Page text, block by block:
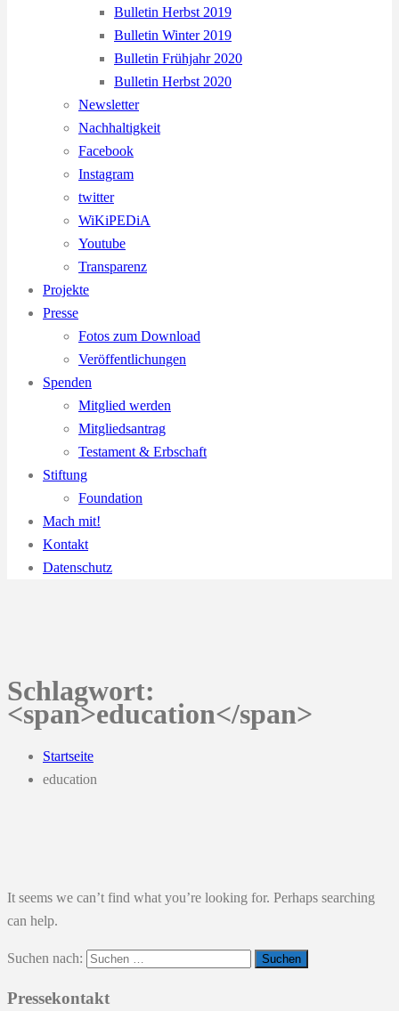
Bulletin Herbst 2019
Bulletin Winter 2019
Bulletin Frühjahr 2020
Bulletin Herbst 2020
Newsletter
Nachhaltigkeit
Facebook
Instagram
twitter
WiKiPEDiA
Youtube
Transparenz
Projekte
Presse
Fotos zum Download
Veröffentlichungen
Spenden
Mitglied werden
Mitgliedsantrag
Testament & Erbschaft
Stiftung
Foundation
Mach mit!
Kontakt
Datenschutz
Schlagwort:
<span>education</span>
Startseite
education
It seems we can’t find what you’re looking for. Perhaps searching
can help.
Suchen nach:
Pressekontakt